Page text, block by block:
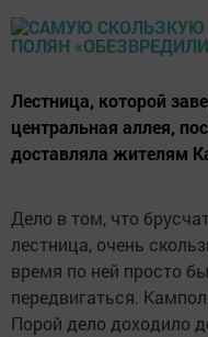
Лестница, которой
центральная аллея,
доставляла жителям
Дело в том, что
лестница, очень
время по ней просто
передвигаться.
Порой дело доходило